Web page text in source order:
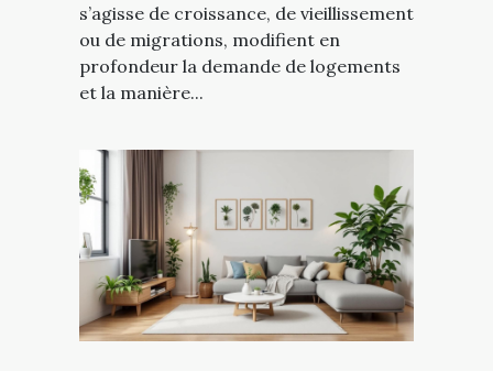
s’agisse de croissance, de vieillissement
ou de migrations, modifient en
profondeur la demande de logements
et la manière...